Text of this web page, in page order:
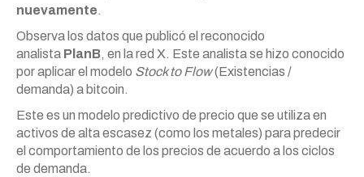
nuevamente.
Observa los datos que publicó el reconocido
analista PlanB, en la red X. Este analista se hizo conocido
por aplicar el modelo Stock to Flow(Existencias /
demanda) a bitcoin.
Este es un modelo predictivo de precio que se utiliza en
activos de alta escasez (como los metales) para predecir
el comportamiento de los precios de acuerdo a los ciclos
de demanda.